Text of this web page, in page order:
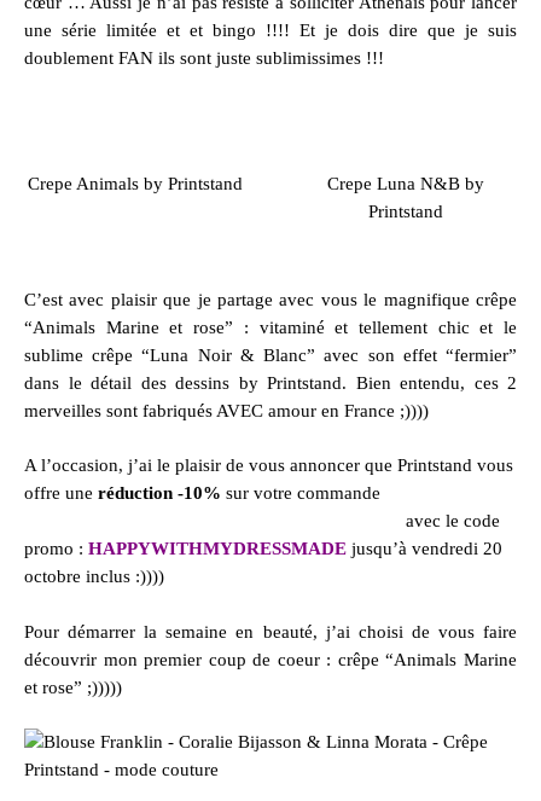
une série limitée et et bingo !!!! Et je dois dire que je suis
doublement FAN ils sont juste sublimissimes !!!
Crepe Animals by Printstand
Crepe Luna N&B by
Printstand
C’est avec plaisir que je partage avec vous le magnifique crêpe
“Animals Marine et rose” : vitaminé et tellement chic et le
sublime crêpe “Luna Noir & Blanc”avec son effet “fermier”
dans le détail des dessins by Printstand. Bien entendu, ces 2
merveilles sont fabriqués AVEC amour en France ;))))
A l’occasion, j’ai le plaisir de vous annoncer que Printstand vous
offre une réduction -10% sur votre commande
avec le code
promo : HAPPYWITHMYDRESSMADE jusqu’à vendredi 20
octobre inclus :))))
Pour démarrer la semaine en beauté, j’ai choisi de vous faire
découvrir mon premier coup de coeur : crêpe “Animals Marine
et rose” ;)))))